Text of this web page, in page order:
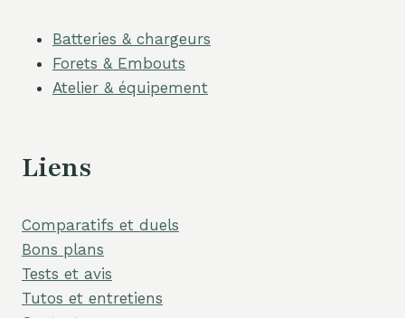
Batteries & chargeurs
Forets & Embouts
Atelier & équipement
Liens
Comparatifs et duels
Bons plans
Tests et avis
Tutos et entretiens